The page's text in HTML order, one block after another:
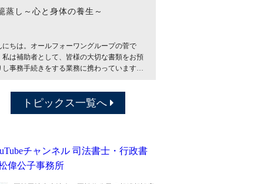
蒸し～心と身体の養生～
にちは。オールフォーワングループの菅で
私は補助者として、皆様の大切な書類をお預
し事務手続きをする業務に携わっています…
トピックス一覧へ